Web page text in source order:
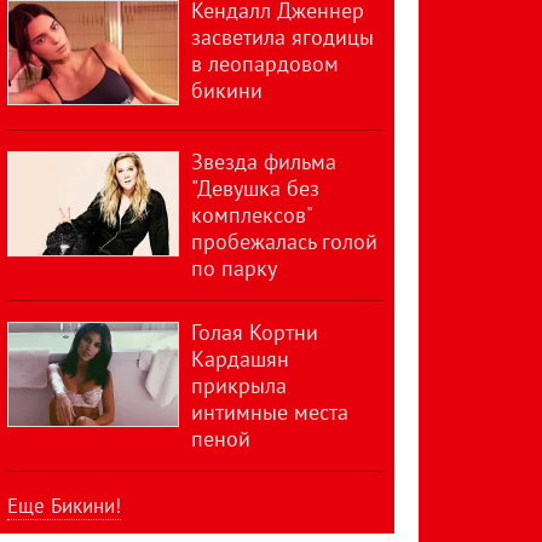
Кендалл Дженнер
засветила ягодицы
в леопардовом
бикини
Звезда фильма
"Девушка без
комплексов"
пробежалась голой
по парку
Голая Кортни
Кардашян
прикрыла
интимные места
пеной
Еще Бикини!